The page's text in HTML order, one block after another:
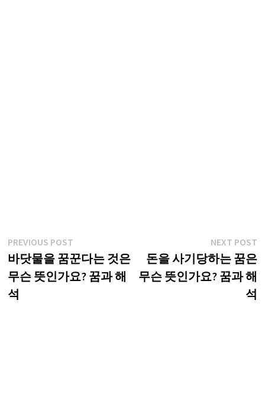
글
탐
색
PREVIOUS POSTPrevious
post:
바닷물을 꿈꾼다는 것은
무슨 뜻인가요? 꿈과 해
석
NEXT POST
돈을 사기당하는 꿈은
무슨 뜻인가요? 꿈과 해
석